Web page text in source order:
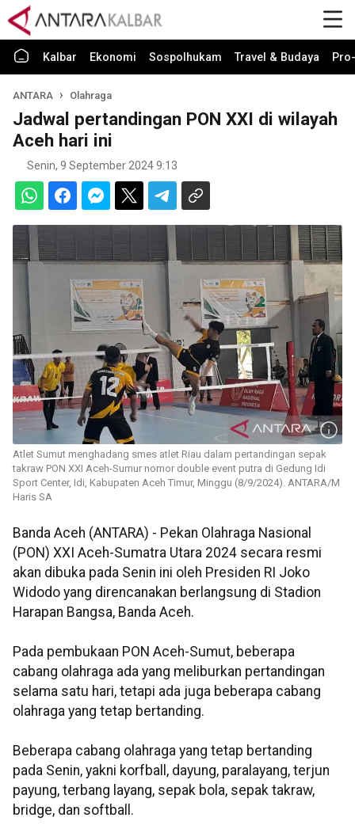
Kalbar Ekonomi Sospolhukam Travel & Budaya
ANTARA Olahraga
Jadwal pertandingan PON XXI di wilayah
Aceh hari ini
Senin, 9 September 2024 9:13
Atlet Sumut menghadang smes atlet Riau dalam pertandingan sepak
takraw PON XXI Aceh-Sumur nomor double event putra di Gedung Idi
Sport Center, Idi, Kabupaten Aceh Timur, Minggu (8/9/2024). ANTARA/M
Haris SA
Banda Aceh (ANTARA) - Pekan Olahraga Nasional
(PON) XXI Aceh-Sumatra Utara 2024 secara resmi
akan dibuka pada Senin ini oleh Presiden RI Joko
Widodo yang direncanakan berlangsung di Stadion
Harapan Bangsa, Banda Aceh.
Pada pembukaan PON Aceh-Sumut, beberapa
cabang olahraga ada yang meliburkan pertandingan
selama satu hari, tetapi ada juga beberapa cabang
olahraga yang tetap bertanding.
Beberapa cabang olahraga yang tetap bertanding
pada Senin, yakni korfball, dayung, paralayang, terjun
payung, terbang layang, sepak bola, sepak takraw,
bridge, dan softball.